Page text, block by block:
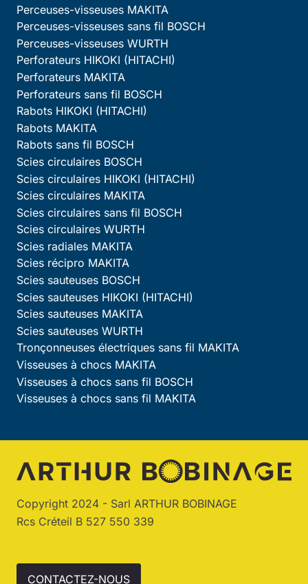
Perceuses-visseuses MAKITA
Perceuses-visseuses sans fil BOSCH
Perceuses-visseuses WURTH
Perforateurs HIKOKI (HITACHI)
Perforateurs MAKITA
Perforateurs sans fil BOSCH
Rabots HIKOKI (HITACHI)
Rabots MAKITA
Rabots sans fil BOSCH
Scies circulaires BOSCH
Scies circulaires HIKOKI (HITACHI)
Scies circulaires MAKITA
Scies circulaires sans fil BOSCH
Scies circulaires WURTH
Scies radiales MAKITA
Scies récipro MAKITA
Scies sauteuses BOSCH
Scies sauteuses HIKOKI (HITACHI)
Scies sauteuses MAKITA
Scies sauteuses WURTH
Tronçonneuses électriques sans fil MAKITA
Visseuses à chocs MAKITA
Visseuses à chocs sans fil BOSCH
Visseuses à chocs sans fil MAKITA
Copyright 2024 - Sarl ARTHUR BOBINAGE
Rcs Créteil B 527 550 339
CONTACTEZ-NOUS